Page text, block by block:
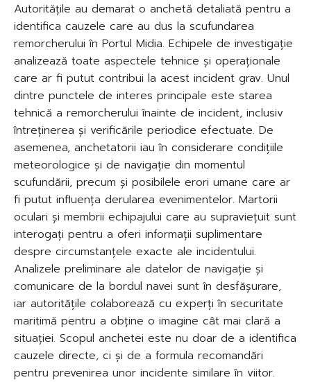
Autoritățile au demarat o anchetă detaliată pentru a
identifica cauzele care au dus la scufundarea
remorcherului în Portul Midia. Echipele de investigație
analizează toate aspectele tehnice și operaționale
care ar fi putut contribui la acest incident grav. Unul
dintre punctele de interes principale este starea
tehnică a remorcherului înainte de incident, inclusiv
întreținerea și verificările periodice efectuate. De
asemenea, anchetatorii iau în considerare condițiile
meteorologice și de navigație din momentul
scufundării, precum și posibilele erori umane care ar
fi putut influența derularea evenimentelor. Martorii
oculari și membrii echipajului care au supraviețuit sunt
interogați pentru a oferi informații suplimentare
despre circumstanțele exacte ale incidentului.
Analizele preliminare ale datelor de navigație și
comunicare de la bordul navei sunt în desfășurare,
iar autoritățile colaborează cu experți în securitate
maritimă pentru a obține o imagine cât mai clară a
situației. Scopul anchetei este nu doar de a identifica
cauzele directe, ci și de a formula recomandări
pentru prevenirea unor incidente similare în viitor.